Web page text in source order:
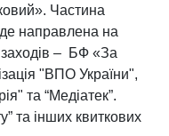
Частина
направлена на
– БФ «За
"ВПО України",
та “Медіатек”.
та інших квиткових